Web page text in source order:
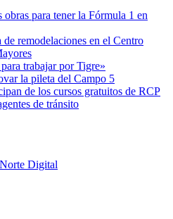
para tener la Fórmula 1 en
de remodelaciones en el Centro
trabajar por Tigre»
la pileta del Campo 5
de los cursos gratuitos de RCP
de tránsito